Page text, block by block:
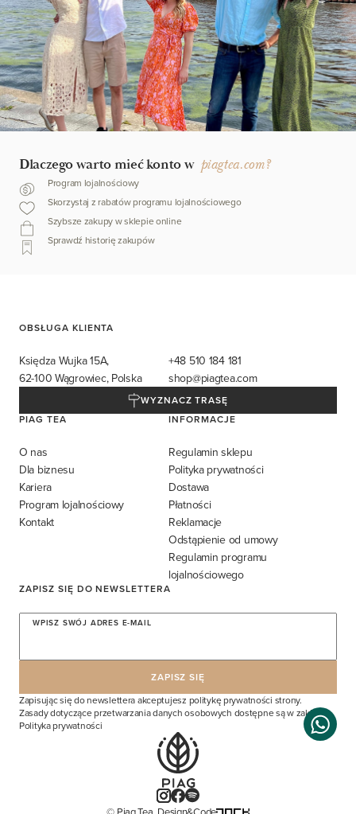
Dlaczego warto mieć konto w piagtea.com?
Program lojalnościowy
Skorzystaj z rabatów programu lojalnościowego
Szybsze zakupy w sklepie online
Sprawdź historię zakupów
OBSŁUGA KLIENTA
Księdza Wujka 15A,
62-100 Wągrowiec, Polska
+48 510 184 181
shop@piagtea.com
WYZNACZ TRASĘ
PIAG TEA
O nas
Dla biznesu
Kariera
Program lojalnościowy
Kontakt
INFORMACJE
Regulamin sklepu
Polityka prywatności
Dostawa
Płatności
Reklamacje
Odstąpienie od umowy
Regulamin programu
lojalnościowego
ZAPISZ SIĘ DO NEWSLETTERA
WPISZ SWÓJ ADRES E-MAIL
Zapisując się do newslettera akceptujesz politykę prywatności strony.
Zasady dotyczące przetwarzania danych osobowych dostępne są w zakładce
Polityka prywatności